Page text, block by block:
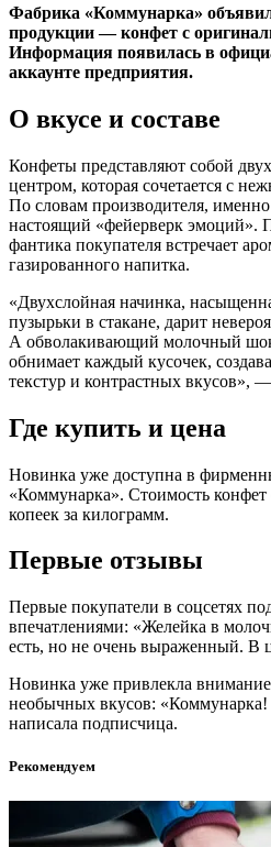
Фабрика «Коммунарка»
продукции — конфет с
Информация появилась в
аккаунте предприятия.
О вкусе и составе
Конфеты представляют собой
центром, которая сочетается с
По словам производителя, именно
настоящий «фейерверк эмоций».
фантика покупателя встречает
газированного напитка.
«Двухслойная начинка,
пузырьки в стакане, дарит
А обволакивающий молочный
обнимает каждый кусочек,
текстур и контрастных вкусов»,
Где купить и цена
Новинка уже доступна в
«Коммунарка». Стоимость конфет
копеек за килограмм.
Первые отзывы
Первые покупатели в соцсетях
впечатлениями: «Желейка в
есть, но не очень выраженный. В
Новинка уже привлекла
необычных вкусов:
написала подписчица.
Рекомендуем